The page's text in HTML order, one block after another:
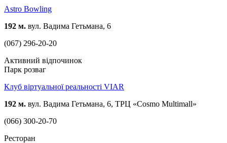
Astro Bowling
192 м. вул. Вадима Гетьмана, 6
(067) 296-20-20
Активний відпочинок
Парк розваг
Клуб віртуальної реальності VIAR
192 м. вул. Вадима Гетьмана, 6, ТРЦ «Cosmo Multimall»
(066) 300-20-70
Ресторан